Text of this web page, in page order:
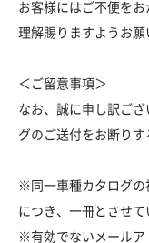
お客様にはご不便を
理解賜りますようお願
＜ご留意事項＞
なお、誠に申し訳ご
グのご送付をお断りす
※同一車種カタログの
につき、一冊とさせて
※有効でないメールア